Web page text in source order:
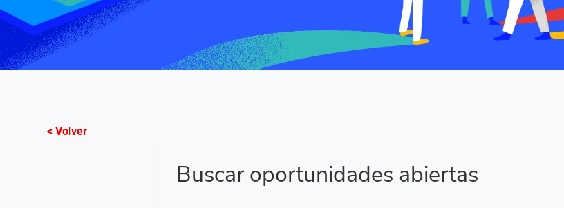
< Volver
Buscar oportunidades abiertas